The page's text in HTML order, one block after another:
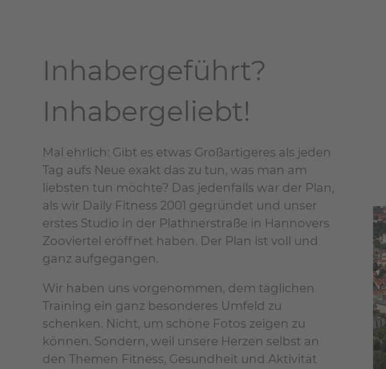
Inhabergeführt?
Inhabergeliebt!
Mal ehrlich: Gibt es etwas Großartigeres als jeden
Tag aufs Neue exakt das zu tun, was man am
liebsten tun möchte? Das jedenfalls war der Plan,
als wir Daily Fitness 2001 gegründet und unser
erstes Studio in der Plathnerstraße in Hannovers
Zooviertel eröffnet haben. Der Plan ist voll und
ganz aufgegangen.
Wir haben uns vorgenommen, dem täglichen
Training ein ganz besonderes Umfeld zu
schenken. Nicht, um schöne Fotos zeigen zu
können. Sondern, weil unsere Herzen selbst an
den Themen Fitness, Gesundheit und Aktivität